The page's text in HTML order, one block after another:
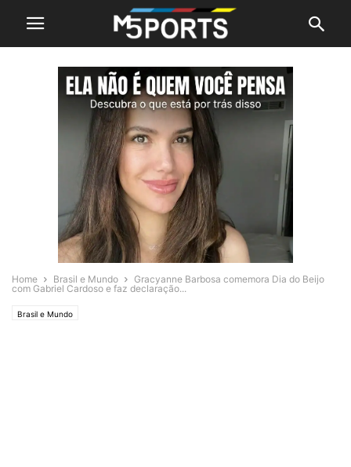
Home Brasil e Mundo
Gracyanne Barbosa comemora Dia do Beijo
com Gabriel Cardoso e faz declaração...
Brasil e Mundo